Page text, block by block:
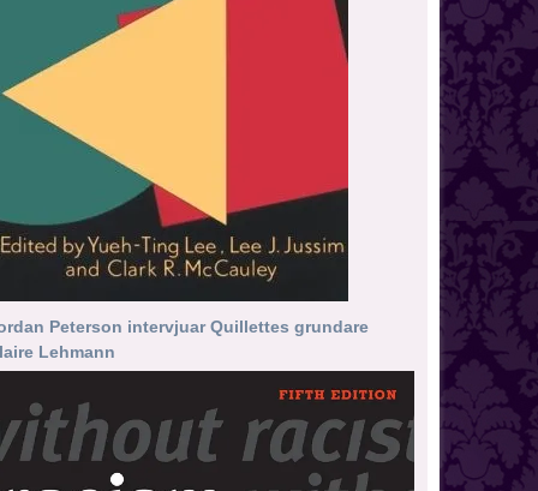
Peterson intervjuar Quillettes grundare
Lehmann